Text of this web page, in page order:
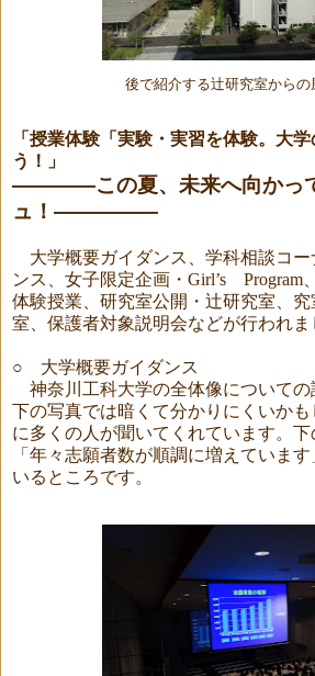
後で紹介する辻研究室からの
「授業体験「実験・実習を体験。大
う！」
――――この夏、未来へ向かっ
ュ！―――――
大学概要ガイダンス、学科相談コー
ンス、女子限定企画・ Girl’s Program
体験授業、研究室公開・辻研究室、
室、保護者対象説明会などが行われま
○ 大学概要ガイダンス
神奈川工科大学の全体像についての
下の写真では暗くて分かりにくいか
に多くの人が聞いてくれています。
「年々志願者数が順調に増えていま
いるところです。